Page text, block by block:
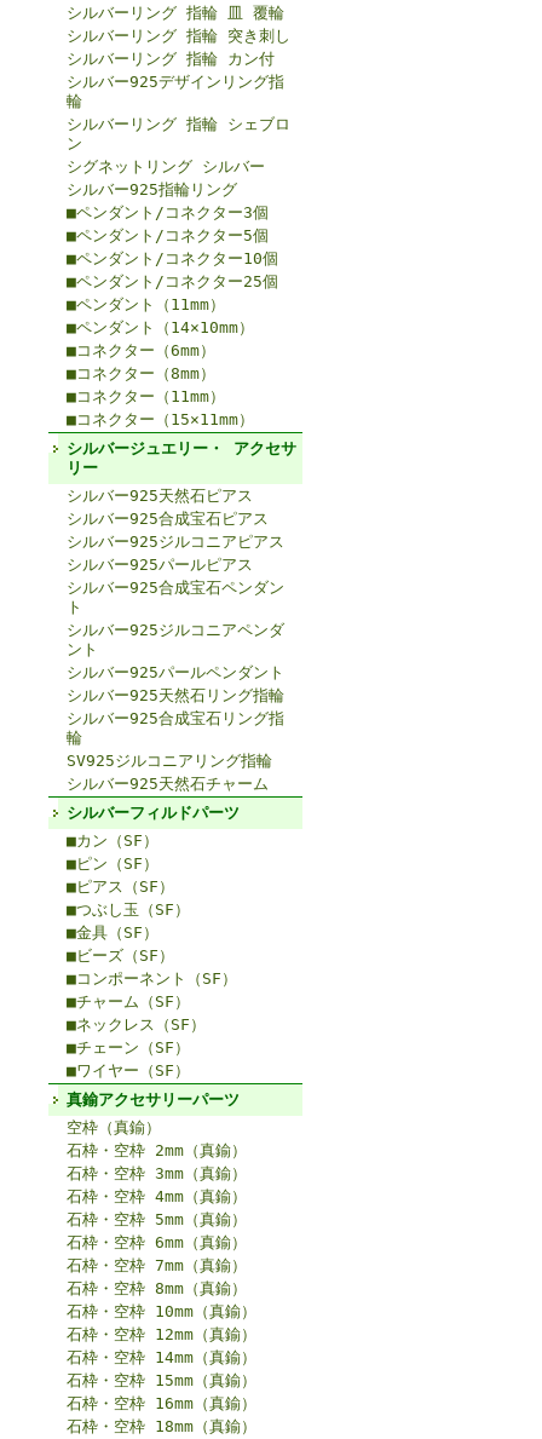
シルバーリング 指輪 皿 覆輪
シルバーリング 指輪 突き刺し
シルバーリング 指輪 カン付
シルバー925デザインリング指
輪
シルバーリング 指輪 シェブロ
ン
シグネットリング シルバー
シルバー925指輪リング
■ペンダント/コネクター3個
■ペンダント/コネクター5個
■ペンダント/コネクター10個
■ペンダント/コネクター25個
■ペンダント（11mm）
■ペンダント（14×10mm）
■コネクター（6mm）
■コネクター（8mm）
■コネクター（11mm）
■コネクター（15×11mm）
シルバージュエリー・ アクセサ
リー
シルバー925天然石ピアス
シルバー925合成宝石ピアス
シルバー925ジルコニアピアス
シルバー925パールピアス
シルバー925合成宝石ペンダン
ト
シルバー925ジルコニアペンダ
ント
シルバー925パールペンダント
シルバー925天然石リング指輪
シルバー925合成宝石リング指
輪
SV925ジルコニアリング指輪
シルバー925天然石チャーム
シルバーフィルドパーツ
■カン（SF）
■ピン（SF）
■ピアス（SF）
■つぶし玉（SF）
■金具（SF）
■ビーズ（SF）
■コンポーネント（SF）
■チャーム（SF）
■ネックレス（SF）
■チェーン（SF）
■ワイヤー（SF）
真鍮アクセサリーパーツ
空枠（真鍮）
石枠・空枠 2mm（真鍮）
石枠・空枠 3mm（真鍮）
石枠・空枠 4mm（真鍮）
石枠・空枠 5mm（真鍮）
石枠・空枠 6mm（真鍮）
石枠・空枠 7mm（真鍮）
石枠・空枠 8mm（真鍮）
石枠・空枠 10mm（真鍮）
石枠・空枠 12mm（真鍮）
石枠・空枠 14mm（真鍮）
石枠・空枠 15mm（真鍮）
石枠・空枠 16mm（真鍮）
石枠・空枠 18mm（真鍮）